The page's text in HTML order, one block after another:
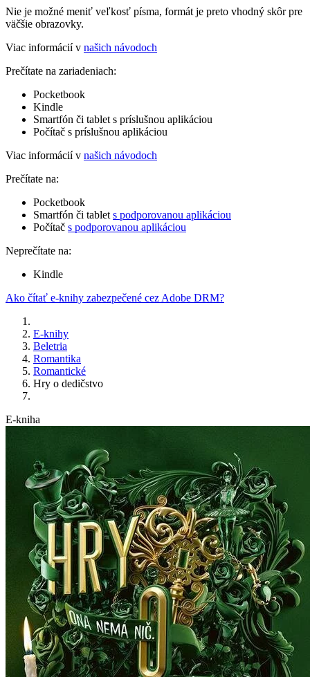
Nie je možné meniť veľkosť písma, formát je preto vhodný skôr pre
väčšie obrazovky.
Viac informácií v našich návodoch
Prečítate na zariadeniach:
Pocketbook
Kindle
Smartfón či tablet s príslušnou aplikáciou
Počítač s príslušnou aplikáciou
Viac informácií v našich návodoch
Prečítate na:
Pocketbook
Smartfón či tablet s podporovanou aplikáciou
Počítač s podporovanou aplikáciou
Neprečítate na:
Kindle
Ako čítať e-knihy zabezpečené cez Adobe DRM?
E-knihy
Beletria
Romantika
Romantické
Hry o dedičstvo
E-kniha